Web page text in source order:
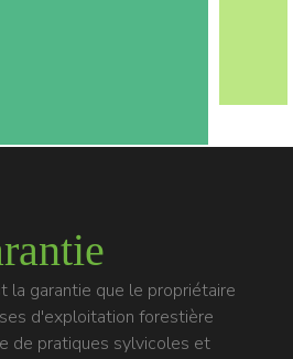
la garantie que le propriétaire
d'exploitation forestière
de pratiques sylvicoles et